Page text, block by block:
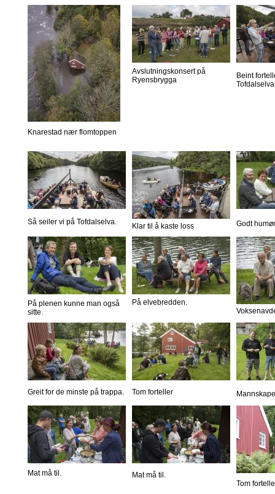
Knarestad nær flomtoppen
Avslutningskonsert på
Ryensbrygga
Beint
Så seiler vi på Tofdalselva. Klar til å kaste loss Godt
På plenen kunne man også
sitte.
På elvebredden.
Greit for de minste på trappa. Tom forteller
Mat må til.
Mat må til.
Tom